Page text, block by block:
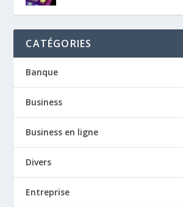
CATÉGORIES
Banque
Business
Business en ligne
Divers
Entreprise